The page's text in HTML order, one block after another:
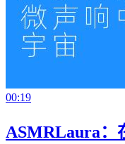
00:19
ASMRLaura：